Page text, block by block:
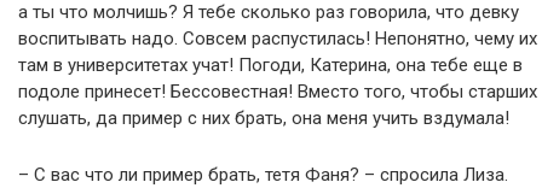
а ты что молчишь? Я тебе сколько раз говорила, что девку
воспитывать надо. Совсем распустилась! Непонятно, чему их
там в университетах учат! Погоди, Катерина, она тебе еще в
подоле принесет! Бессовестная! Вместо того, чтобы старших
слушать, да пример с них брать, она меня учить вздумала!
– С вас что ли пример брать, тетя Фаня? – спросила Лиза.